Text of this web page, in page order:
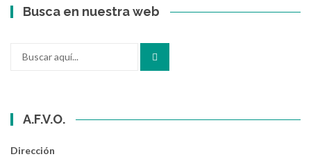
Busca en nuestra web
A.F.V.O.
Dirección